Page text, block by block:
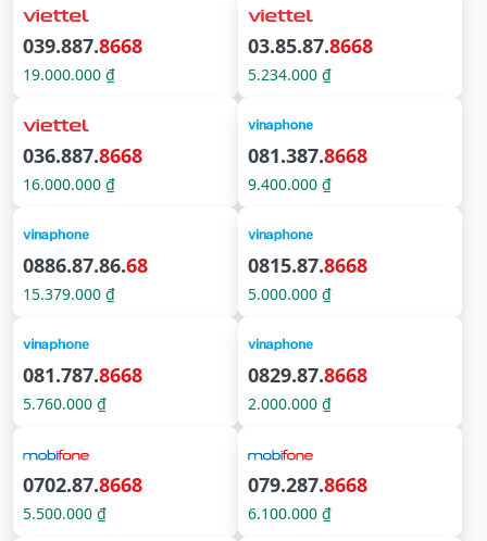
039.887.8668
19.000.000 ₫
03.85.87.8668
5.234.000 ₫
036.887.8668
16.000.000 ₫
081.387.8668
9.400.000 ₫
0886.87.86.68
15.379.000 ₫
0815.87.8668
5.000.000 ₫
081.787.8668
5.760.000 ₫
0829.87.8668
2.000.000 ₫
0702.87.8668
5.500.000 ₫
079.287.8668
6.100.000 ₫